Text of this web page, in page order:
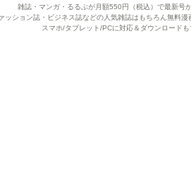
雑誌・マンガ・るるぶが月額550円（税込）で最新号
ッション誌・ビジネス誌などの人気雑誌はもちろん 無料漫
スマホ/タブレット/PCに対応＆ダウンロードも